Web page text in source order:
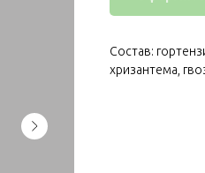
Состав:
хризантема,